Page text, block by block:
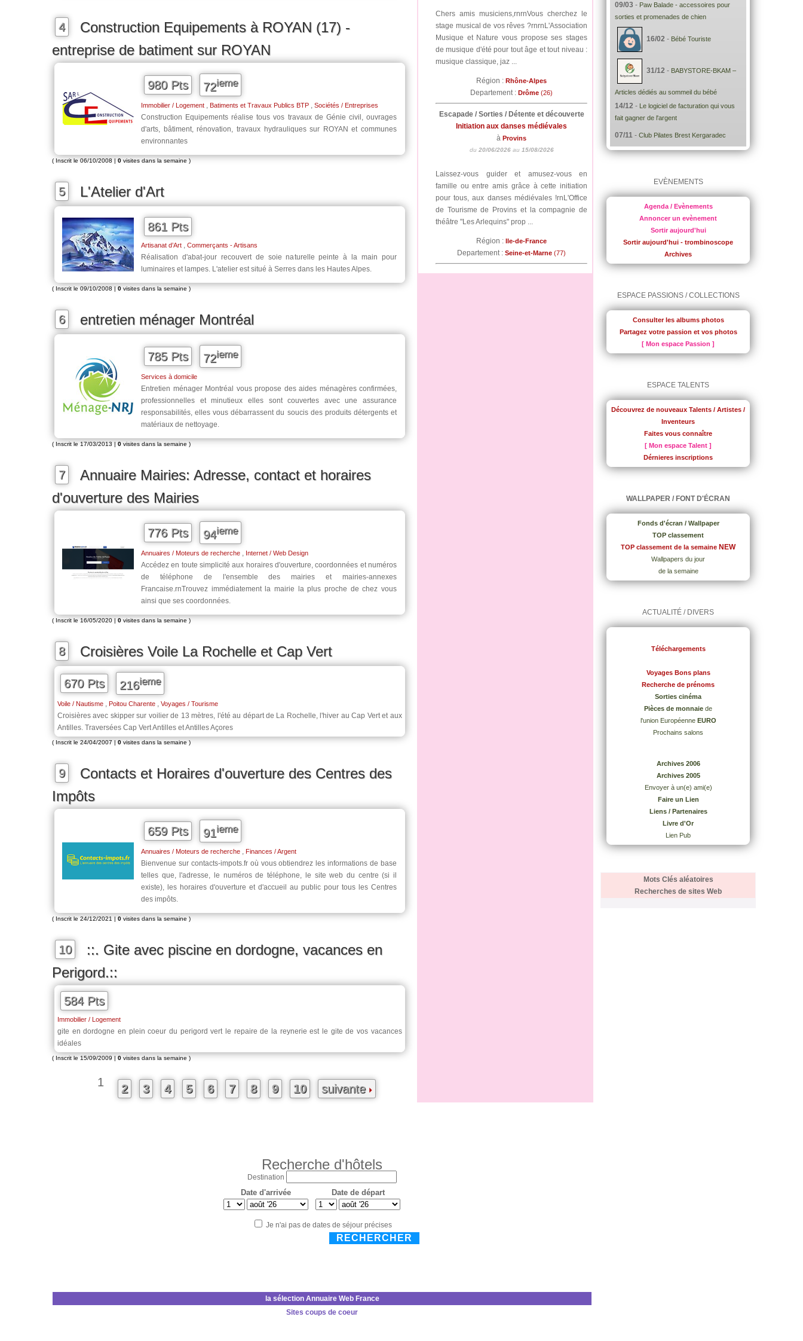
4
Construction Equipements à ROYAN (17) -
entreprise de batiment sur ROYAN
980 Pts 72ieme
Immobilier / Logement Batiments et Travaux Publics BTP Sociétés / Entreprises
Construction Equipements réalise tous vos travaux de Génie civil, ouvrages
d'arts, bâtiment, rénovation, travaux hydrauliques sur ROYAN et communes
environnantes
( Inscrit le 06/10/2008 | 0 visites dans la semaine )
5 L'Atelier d'Art
861 Pts
Artisanat d’Art , Commerçants - Artisans
Réalisation d'abat-jour recouvert de soie naturelle peinte à la main pour
luminaires et lampes. L'atelier est situé à Serres dans les Hautes Alpes.
( Inscrit le 09/10/2008 | 0 visites dans la semaine )
6 entretien ménager Montréal
785 Pts 72ieme
Services à domicile
Entretien ménager Montréal vous propose des aides ménagères confirmées,
professionnelles et minutieux elles sont couvertes avec une assurance
responsabilités, elles vous débarrassent du soucis des produits détergents et
matériaux de nettoyage.
( Inscrit le 17/03/2013 | 0 visites dans la semaine )
7
Annuaire Mairies: Adresse, contact et horaires
d'ouverture des Mairies
776 Pts 94ieme
Annuaires / Moteurs de recherche Internet / Web Design
Accédez en toute simplicité aux horaires d'ouverture, coordonnées et numéros
de téléphone de l'ensemble des mairies et mairies-annexes
Francaise.rnTrouvez immédiatement la mairie la plus proche de chez vous
ainsi que ses coordonnées.
( Inscrit le 16/05/2020 | 0 visites dans la semaine )
8 Croisières Voile La Rochelle et Cap Vert
670 Pts 216ieme
Voile / Nautisme Poitou Charente Voyages / Tourisme
Croisières avec skipper sur voilier de 13 mètres, l'été au départ de La Rochelle, l'hiver au Cap Vert et aux
Antilles. Traversées Cap Vert Antilles et Antilles Açores
( Inscrit le 24/04/2007 | 0 visites dans la semaine )
9
Contacts et Horaires d'ouverture des Centres des
Impôts
659 Pts 91ieme
Annuaires / Moteurs de recherche Finances / Argent
Bienvenue sur contacts-impots.fr où vous obtiendrez les informations de base
telles que, l'adresse, le numéros de téléphone, le site web du centre (si il
existe), les horaires d'ouverture et d'accueil au public pour tous les Centres
des impôts.
( Inscrit le 24/12/2021 | 0 visites dans la semaine )
10
::. Gite avec piscine en dordogne, vacances en
Perigord.::
584 Pts
Immobilier / Logement
gite en dordogne en plein coeur du perigord vert le repaire de la reynerie est le gite de vos vacances
idéales
( Inscrit le 15/09/2009 | 0 visites dans la semaine )
1 2 3 4 5 6 7 8 9 10 suivante
Chers amis musiciens,rnrnVous cherchez le
stage musical de vos rêves ?rnrnL'Association
Musique et Nature vous propose ses stages
de musique d'été pour tout âge et tout niveau :
musique classique, jaz ...
Région : Rhône-Alpes
Departement : Drôme (26)
Escapade / Sorties / Détente et découverte
Initiation aux danses médiévales
à Provins
du 20/06/2026au 15/08/2026
Laissez-vous guider et amusez-vous en
famille ou entre amis grâce à cette initiation
pour tous, aux danses médiévales !rnL'Office
de Tourisme de Provins et la compagnie de
théâtre "Les Arlequins" prop ...
Région : Ile-de-France
Departement : Seine-et-Marne (77)
Recherche d'hôtels
Destination
Date d'arrivée Date de départ
Je n'ai pas de dates de séjour précises
RECHERCHER
la sélection Annuaire Web France
Sites coups de coeur
09/03 - Paw Balade - accessoires pour
sorties et promenades de chien
16/02 - Bébé Touriste
31/12 - BABYSTORE-BKAM –
Articles dédiés au sommeil du bébé
14/12 - Le logiciel de facturation qui vous
fait gagner de l'argent
07/11 - Club Pilates Brest Kergaradec
EVÈNEMENTS
Agenda / Evènements
Annoncer un evènement
Sortir aujourd'hui
Sortir aujourd'hui - trombinoscope
Archives
ESPACE PASSIONS / COLLECTIONS
Consulter les albums photos
Partagez votre passion et vos photos
[ Mon espace Passion ]
ESPACE TALENTS
Découvrez de nouveaux Talents / Artistes /
Inventeurs
Faites vous connaître
[ Mon espace Talent ]
Dérnieres inscriptions
WALLPAPER / FONT D'ÉCRAN
Fonds d'écran / Wallpaper
TOP classement
TOP classement de la semaine NEW
Wallpapers du jour
de la semaine
ACTUALITÉ / DIVERS
Téléchargements
Voyages Bons plans
Recherche de prénoms
Sorties cinéma
Pièces de monnaie de
l'union Européenne EURO
Prochains salons
Archives 2006
Archives 2005
Envoyer à un(e) ami(e)
Faire un Lien
Liens / Partenaires
Livre d'Or
Lien Pub
Mots Clés aléatoires
Recherches de sites Web